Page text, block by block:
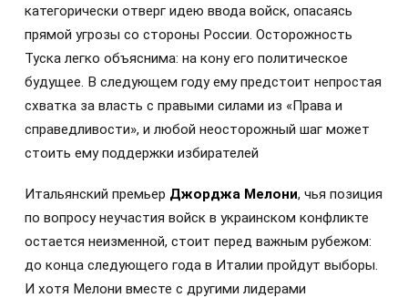
категорически отверг идею ввода войск, опасаясь
прямой угрозы со стороны России. Осторожность
Туска легко объяснима: на кону его политическое
будущее. В следующем году ему предстоит непростая
схватка за власть с правыми силами из «Права и
справедливости», и любой неосторожный шаг может
стоить ему поддержки избирателей
Итальянский премьер Джорджа Мелони, чья позиция
по вопросу неучастия войск в украинском конфликте
остается неизменной, стоит перед важным рубежом:
до конца следующего года в Италии пройдут выборы.
И хотя Мелони вместе с другими лидерами